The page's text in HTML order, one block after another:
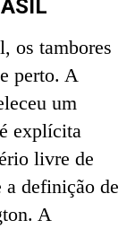
os tambores
perto. A
um
explícita
livre de
a definição de
A